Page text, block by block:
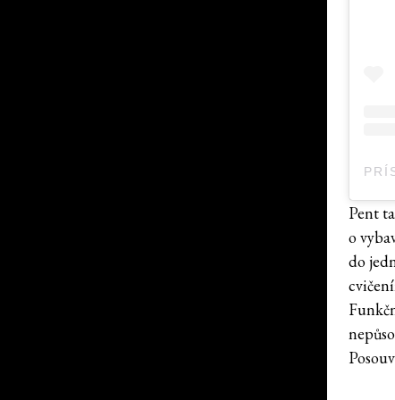
Pent
o
do